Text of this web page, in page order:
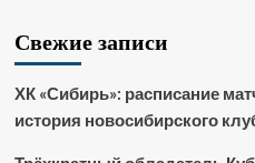
Свежие записи
ХК «Сибирь»: расписание
история новосибирского